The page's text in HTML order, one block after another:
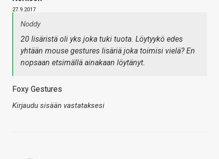
27.9.2017
Noddy
20 lisäristä oli yks joka tuki tuota. Löytyykö edes
yhtään mouse gestures lisäriä joka toimisi vielä? En
nopsaan etsimällä ainakaan löytänyt.
Foxy Gestures
Kirjaudu sisään vastataksesi